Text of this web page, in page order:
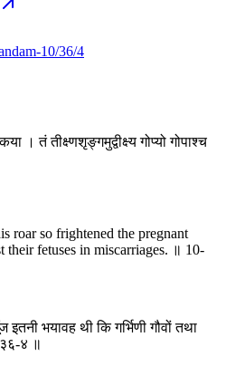
10/36/4
। तं तीक्ष्णश‍ृङ्गमुद्वीक्ष्य गोप्यो गोपाश्च
roar so frightened the pregnant
their fetuses in miscarriages. ॥ 10-
भयावह थी कि गर्भिणी गौवों तथा
३६-४ ॥